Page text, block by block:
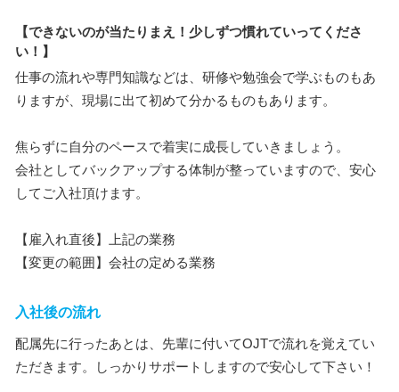
【できないのが当たりまえ！少しずつ慣れていってくださ
い！】
仕事の流れや専門知識などは、研修や勉強会で学ぶものもあ
りますが、現場に出て初めて分かるものもあります。
焦らずに自分のペースで着実に成長していきましょう。
会社としてバックアップする体制が整っていますので、安心
してご入社頂けます。
【雇入れ直後】上記の業務
【変更の範囲】会社の定める業務
入社後の流れ
配属先に行ったあとは、先輩に付いてOJTで流れを覚えてい
ただきます。しっかりサポートしますので安心して下さい！